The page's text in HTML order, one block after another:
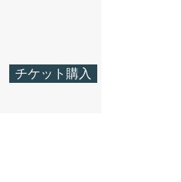
チケット購入